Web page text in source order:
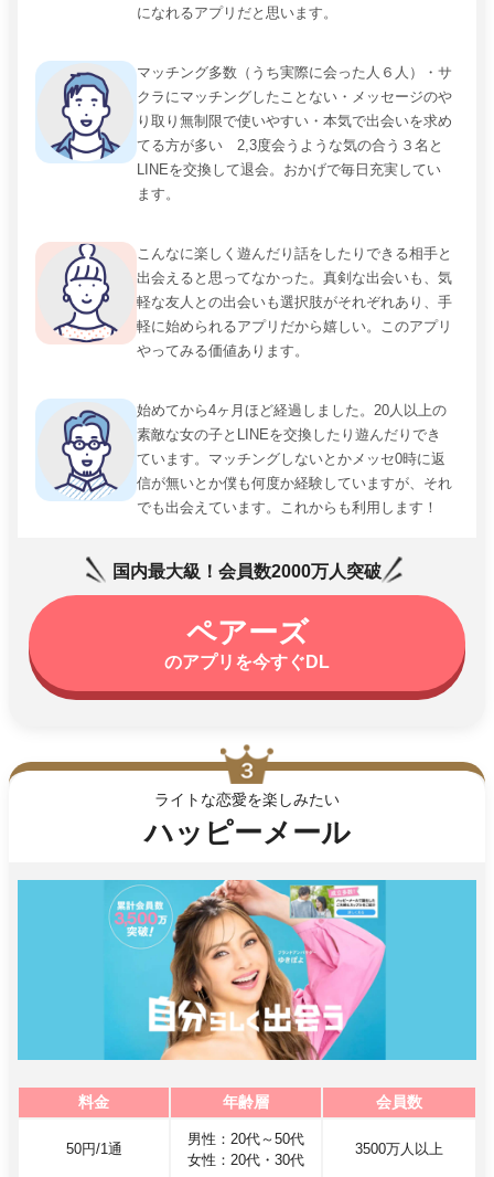
になれるアプリだと思います。
マッチング多数（うち実際に会った人６人）・サ
クラにマッチングしたことない・メッセージのや
り取り無制限で使いやすい・本気で出会いを求め
てる方が多い 2,3度会うような気の合う３名と
LINEを交換して退会。おかげで毎日充実してい
ます。
こんなに楽しく遊んだり話をしたりできる相手と
出会えると思ってなかった。真剣な出会いも、気
軽な友人との出会いも選択肢がそれぞれあり、手
軽に始められるアプリだから嬉しい。このアプリ
やってみる価値あります。
始めてから4ヶ月ほど経過しました。20人以上の
素敵な女の子とLINEを交換したり遊んだりでき
ています。マッチングしないとかメッセ0時に返
信が無いとか僕も何度か経験していますが、それ
でも出会えています。これからも利用します！
国内最大級！会員数2000万人突破
ペアーズ
のアプリを今すぐDL
ライトな恋愛を楽しみたい
ハッピーメール
料金 年齢層 会員数
50円/1通
男性：20代～50代
女性：20代・30代
3500万人以上